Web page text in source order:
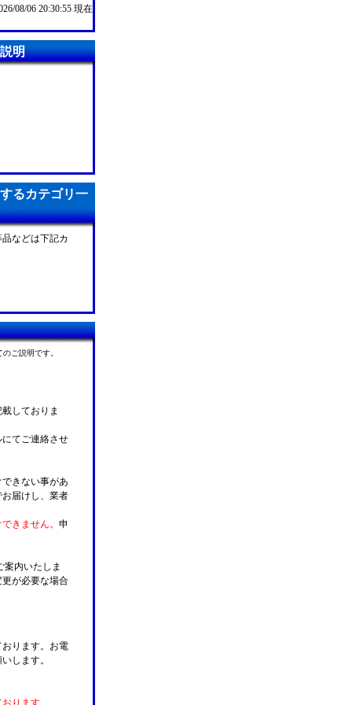
08/06 20:30:55 現在
明
るカテゴリ一
などは下記カ
ご説明です。
しておりま
てご連絡させ
きない事があ
届けし、業者
きません。 申
案内いたしま
が必要な場合
ります。お電
します。
ります。